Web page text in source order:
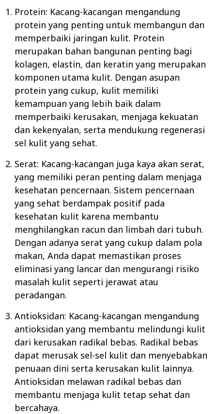
Protein: Kacang-kacangan mengandung
protein yang penting untuk membangun dan
memperbaiki jaringan kulit. Protein
merupakan bahan bangunan penting bagi
kolagen, elastin, dan keratin yang merupakan
komponen utama kulit. Dengan asupan
protein yang cukup, kulit memiliki
kemampuan yang lebih baik dalam
memperbaiki kerusakan, menjaga kekuatan
dan kekenyalan, serta mendukung regenerasi
sel kulit yang sehat.
Serat: Kacang-kacangan juga kaya akan serat,
yang memiliki peran penting dalam menjaga
kesehatan pencernaan. Sistem pencernaan
yang sehat berdampak positif pada
kesehatan kulit karena membantu
menghilangkan racun dan limbah dari tubuh.
Dengan adanya serat yang cukup dalam pola
makan, Anda dapat memastikan proses
eliminasi yang lancar dan mengurangi risiko
masalah kulit seperti jerawat atau
peradangan.
Antioksidan: Kacang-kacangan mengandung
antioksidan yang membantu melindungi kulit
dari kerusakan radikal bebas. Radikal bebas
dapat merusak sel-sel kulit dan menyebabkan
penuaan dini serta kerusakan kulit lainnya.
Antioksidan melawan radikal bebas dan
membantu menjaga kulit tetap sehat dan
bercahaya.